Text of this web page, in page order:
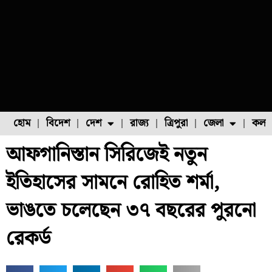
হোম বিদেশ দেশ
ফুল চাষ ফল চাষ মাছ চাষ
রাজ্য ত্রিপুরা জেলা
আফগানিস্তান সিরিজেই নতুন
ইতিহাসের সামনে রোহিত শর্মা,
ভাঙতে চলেছেন ৩৭ বছরের পুরনো
রেকর্ড